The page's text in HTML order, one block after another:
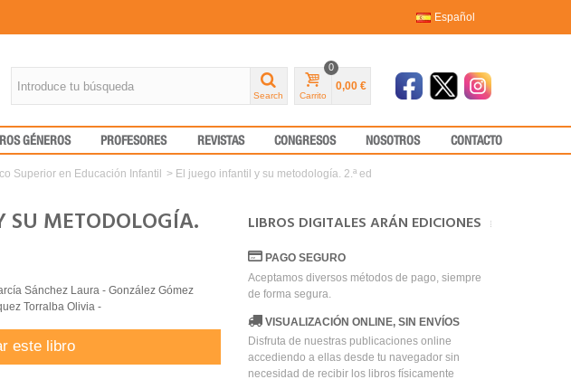
Español
Search Carrito
0
0,00 €
GÉNEROS PROFESORES REVISTAS CONGRESOS NOSOTROS CONTACTO
Superior en Educación Infantil > El juego infantil y su metodología. 2.ª ed
SU METODOLOGÍA.
Sánchez Laura - González Gómez
Torralba Olivia -
este libro
LIBROS DIGITALES ARÁN EDICIONES
PAGO SEGURO
Aceptamos diversos métodos de pago, siempre
de forma segura.
VISUALIZACIÓN ONLINE, SIN ENVÍOS
Disfruta de nuestras publicaciones online
accediendo a ellas desde tu navegador sin
necesidad de recibir los libros físicamente